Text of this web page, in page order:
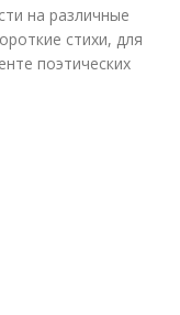
на различные
стихи, для
поэтических